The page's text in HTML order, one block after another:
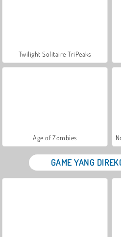
Twilight Solitaire TriPeaks
Age of Zombies
GAME YANG